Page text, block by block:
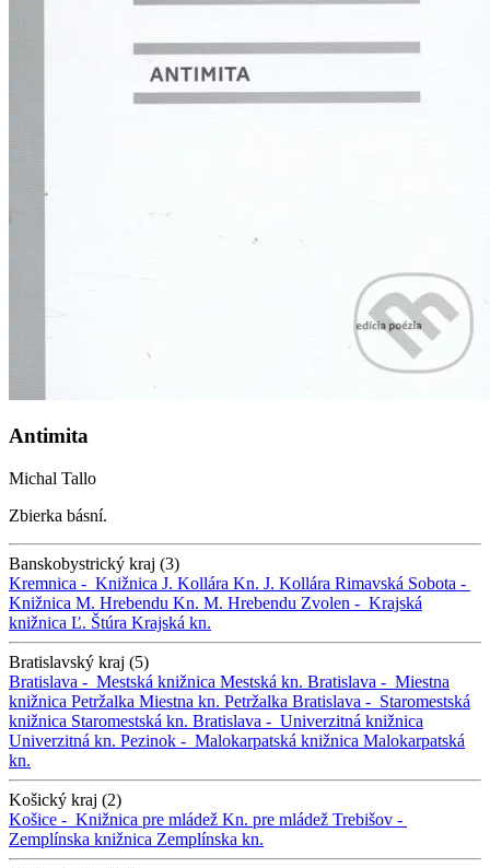
Antimita
Michal Tallo
Zbierka básní.
Banskobystrický kraj (3)
Kremnica - Knižnica J. Kollára Kn. J. Kollára Rimavská Sobota -
Knižnica M. Hrebendu Kn. M. Hrebendu Zvolen - Krajská
knižnica Ľ. Štúra Krajská kn.
Bratislavský kraj (5)
Bratislava - Mestská knižnica Mestská kn. Bratislava - Miestna
knižnica Petržalka Miestna kn. Petržalka Bratislava - Staromestská
knižnica Staromestská kn. Bratislava - Univerzitná knižnica
Univerzitná kn. Pezinok - Malokarpatská knižnica Malokarpatská
kn.
Košický kraj (2)
Košice - Knižnica pre mládež Kn. pre mládež Trebišov -
Zemplínska knižnica Zemplínska kn.